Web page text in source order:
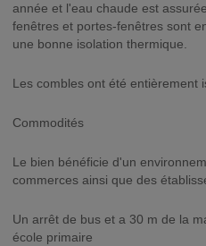
année et l'eau chaude est
fenêtres et portes-fenêtres sont
une bonne isolation thermique.
Les combles ont été entièrement
Commodités
Le bien bénéficie d'un
commerces ainsi que des
Un arrêt de bus et a 30 m de la
école primaire